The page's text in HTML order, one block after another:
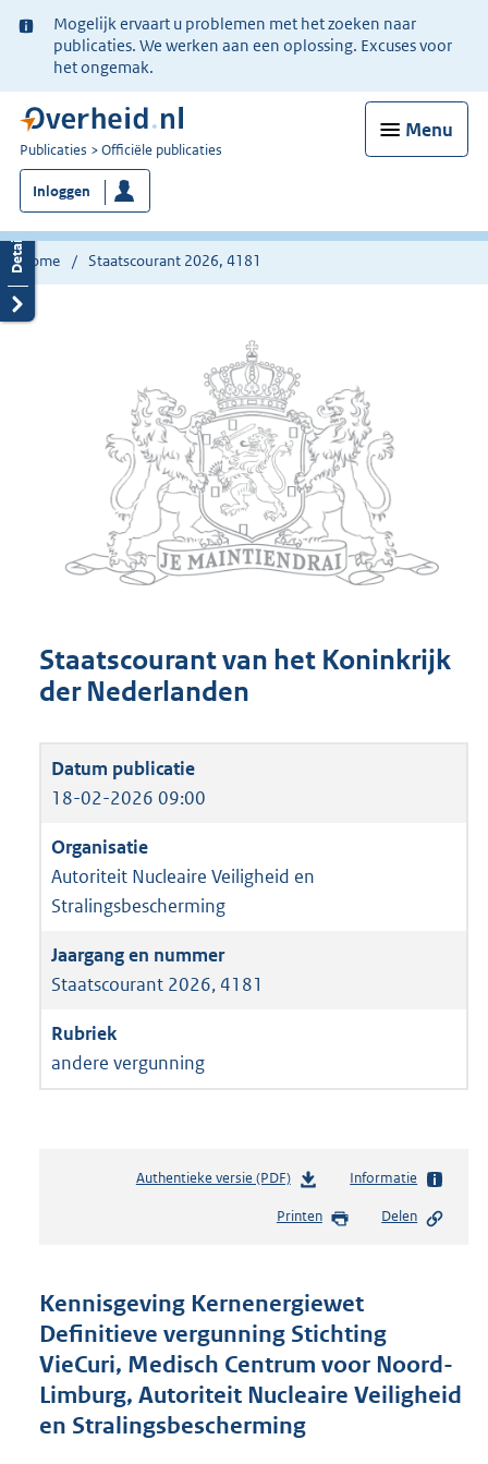
Ter
informatie:
Mogelijk ervaart u problemen met het zoeken naar
publicaties. We werken aan een oplossing. Excuses voor
het ongemak.
Menu
U
bent
nu
hier:
Publicaties Officiële publicaties
Inloggen
Home Staatscourant 2026, 4181
Staatscourant van het Koninkrijk
der Nederlanden
18-02-2026 09:00
Autoriteit Nucleaire Veiligheid en
Stralingsbescherming
Staatscourant 2026, 4181
andere vergunning
Authentieke versie (PDF)b
s
d
s
g
r
o
o
Informatie
Printen Delen
Kennisgeving Kernenergiewet
Definitieve vergunning Stichting
VieCuri, Medisch Centrum voor Noord-
Limburg, Autoriteit Nucleaire Veiligheid
en Stralingsbescherming